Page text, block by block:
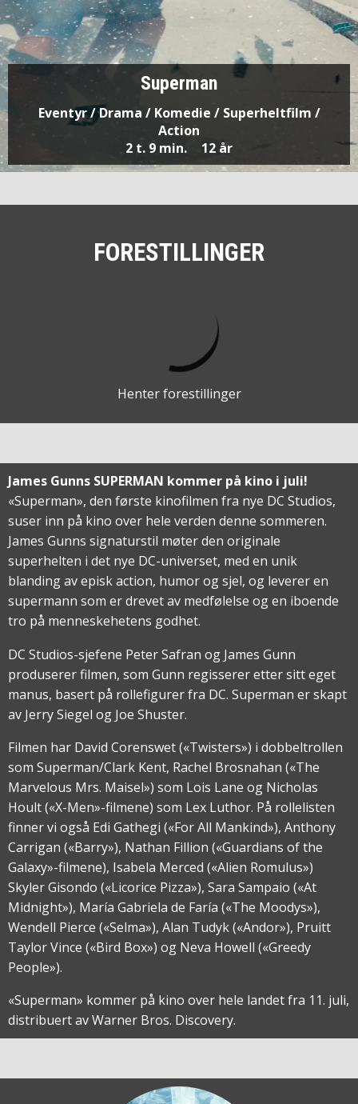
Superman
Eventyr / Drama / Komedie / Superheltfilm /
Action
2 t. 9 min.
12 år
FORESTILLINGER
Henter forestillinger
James Gunns SUPERMAN kommer på kino i juli!
«Superman», den første kinofilmen fra nye DC Studios,
suser inn på kino over hele verden denne sommeren.
James Gunns signaturstil møter den originale
superhelten i det nye DC-universet, med en unik
blanding av episk action, humor og sjel, og leverer en
supermann som er drevet av medfølelse og en iboende
tro på menneskehetens godhet.
DC Studios-sjefene Peter Safran og James Gunn
produserer filmen, som Gunn regisserer etter sitt eget
manus, basert på rollefigurer fra DC. Superman er skapt
av Jerry Siegel og Joe Shuster.
Filmen har David Corenswet («Twisters») i dobbeltrollen
som Superman/Clark Kent, Rachel Brosnahan («The
Marvelous Mrs. Maisel») som Lois Lane og Nicholas
Hoult («X-Men»-filmene) som Lex Luthor. På rollelisten
finner vi også Edi Gathegi («For All Mankind»), Anthony
Carrigan («Barry»), Nathan Fillion («Guardians of the
Galaxy»-filmene), Isabela Merced («Alien Romulus»)
Skyler Gisondo («Licorice Pizza»), Sara Sampaio («At
Midnight»), María Gabriela de Faría («The Moodys»),
Wendell Pierce («Selma»), Alan Tudyk («Andor»), Pruitt
Taylor Vince («Bird Box») og Neva Howell («Greedy
People»).
«Superman» kommer på kino over hele landet fra 11. juli,
distribuert av Warner Bros. Discovery.